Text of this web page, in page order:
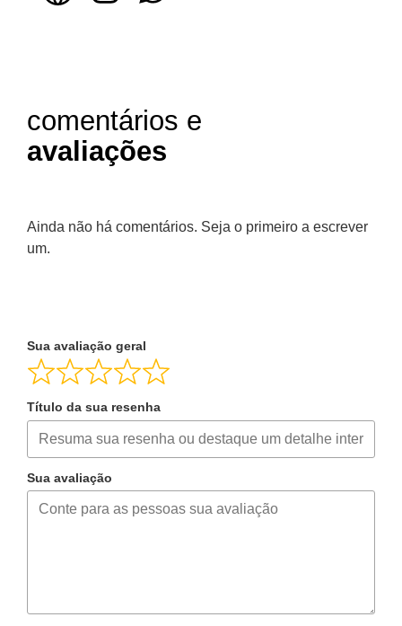
comentários e
avaliações
Ainda não há comentários. Seja o primeiro a escrever
um.
Sua avaliação geral
Título da sua resenha
Sua avaliação